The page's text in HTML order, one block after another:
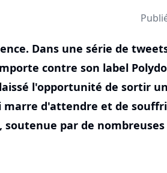
Dans une série de
contre son label
l'opportunité de sortir
marre d'attendre et de
par de